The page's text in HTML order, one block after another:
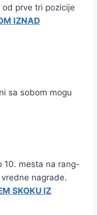
prve tri pozicije
IZNAD
sa sobom mogu
10. mesta na rang-
nagrade.
SKOKU IZ